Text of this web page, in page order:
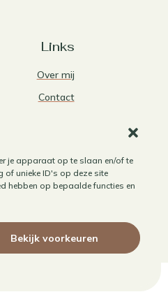
je apparaat op te slaan en/of te
of unieke ID's op deze site
hebben op bepaalde functies en
Bekijk voorkeuren
Links
Over mij
Contact
Cookiebeleid
aankoop